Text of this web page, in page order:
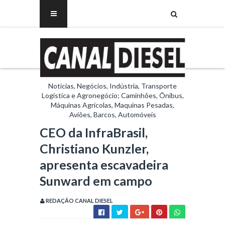
Notícias, Negócios, Indústria, Transporte
Logística e Agronegócio; Caminhões, Ônibus,
Máquinas Agrícolas, Maquinas Pesadas,
Aviões, Barcos, Automóveis
CEO da InfraBrasil,
Christiano Kunzler,
apresenta escavadeira
Sunward em campo
REDAÇÃO CANAL DIESEL